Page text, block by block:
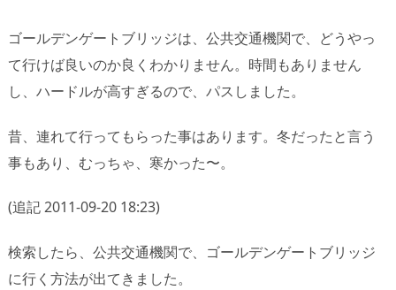
ゴールデンゲートブリッジは、公共交通機関で、どうやっ
て行けば良いのか良くわかりません。時間もありません
し、ハードルが高すぎるので、パスしました。
昔、連れて行ってもらった事はあります。冬だったと言う
事もあり、むっちゃ、寒かった〜。
(追記 2011-09-20 18:23)
検索したら、公共交通機関で、ゴールデンゲートブリッジ
に行く方法が出てきました。